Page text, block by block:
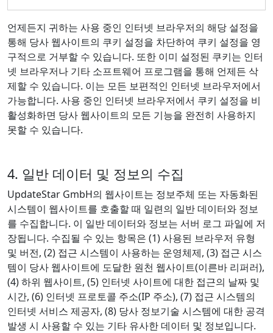
언제든지 귀하는 사용 중인 인터넷 브라우저의 해당 설정을
통해 당사 웹사이트의 쿠키 설정을 차단하여 쿠키 설정을 영
구적으로 거부할 수 있습니다. 또한 이미 설정된 쿠키는 인터
넷 브라우저나 기타 소프트웨어 프로그램을 통해 언제든 삭
제할 수 있습니다. 이는 모든 보편적인 인터넷 브라우저에서
가능합니다. 사용 중인 인터넷 브라우저에서 쿠키 설정을 비
활성화하면 당사 웹사이트의 모든 기능을 완전히 사용하지
못할 수 있습니다.
4. 일반 데이터 및 정보의 수집
UpdateStar GmbH의 웹사이트는 정보주체 또는 자동화된
시스템이 웹사이트를 호출할 때 일련의 일반 데이터와 정보
를 수집합니다. 이 일반 데이터와 정보는 서버 로그 파일에 저
장됩니다. 수집될 수 있는 항목은 (1) 사용된 브라우저 유형
및 버전, (2) 접근 시스템이 사용하는 운영체제, (3) 접근 시스
템이 당사 웹사이트에 도달한 원천 웹사이트(이른바 리퍼러),
(4) 하위 웹사이트, (5) 인터넷 사이트에 대한 접근의 날짜 및
시간, (6) 인터넷 프로토콜 주소(IP 주소), (7) 접근 시스템의
인터넷 서비스 제공자, (8) 당사 정보기술 시스템에 대한 공격
발생 시 사용할 수 있는 기타 유사한 데이터 및 정보입니다.